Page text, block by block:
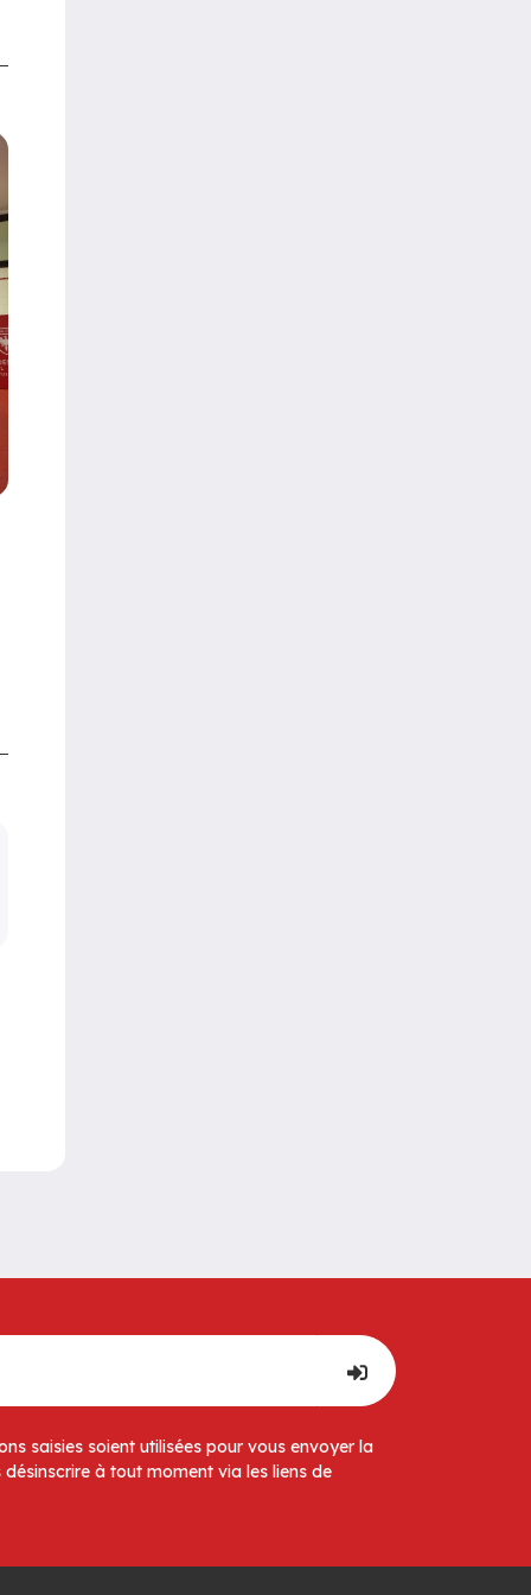
saisies soient utilisées pour vous envoyer la
à tout moment via les liens de